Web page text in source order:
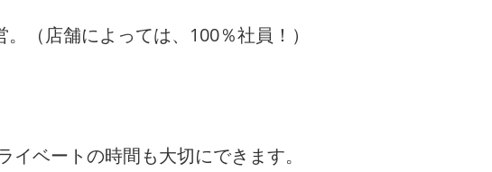
（店舗によっては、100％社員！）
ベートの時間も大切にできます。